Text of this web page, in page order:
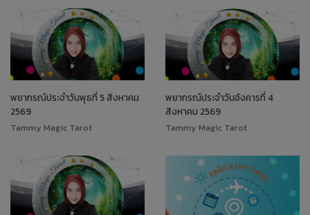
พยากรณ์ประจำวันพุธที่ 5 สิงหาคม
2569
Tammy Magic Tarot
พยากรณ์ประจำวันอังคารที่ 4
สิงหาคม 2569
Tammy Magic Tarot